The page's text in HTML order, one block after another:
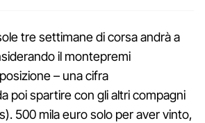
tre settimane di corsa andrà a
il montepremi
– una cifra
poi spartire con gli altri compagni
500 mila euro solo per aver vinto,